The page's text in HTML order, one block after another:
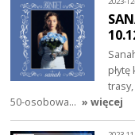
50-osobowa… » więcej